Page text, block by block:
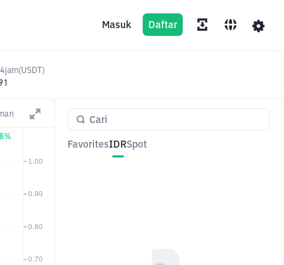
Masuk Daftar
FavoritesIDRSpot